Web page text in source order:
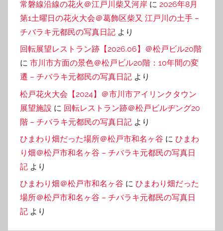
常磐線沿線の花火＠江戸川柴又河岸 に 2026年8月
第1土曜日の花火大会＠葛飾区柴又 江戸川の土手 –
チバラキ元都民の写真日記 より
回転展望レストラン跡【2026.06】＠松戸ビル20階
に 市川市方面の景色＠松戸ビル20階：10年間の変
遷 – チバラキ元都民の写真日記 より
松戸花火大会【2024】＠市川市アイリンクタウン
展望施設 に 回転レストラン跡＠松戸ビルヂング20
階 – チバラキ元都民の写真日記 より
ひまわり畑だった場所＠松戸市和名ヶ谷 に ひまわ
り畑＠松戸市和名ヶ谷 – チバラキ元都民の写真日
記 より
ひまわり畑＠松戸市和名ヶ谷 に ひまわり畑だった
場所＠松戸市和名ヶ谷 – チバラキ元都民の写真日
記 より